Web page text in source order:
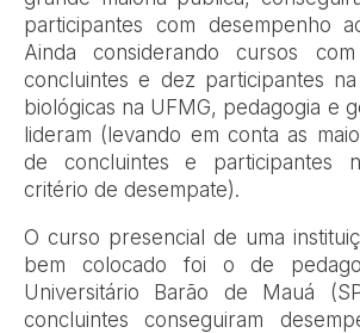
participantes com desempenho
Ainda considerando cursos
concluintes e dez participantes
biológicas na UFMG, pedagogia e
lideram (levando em conta as
de concluintes e participantes
critério de desempate).
O curso presencial de uma
bem colocado foi o de
Universitário Barão de Mauá
concluintes conseguiram